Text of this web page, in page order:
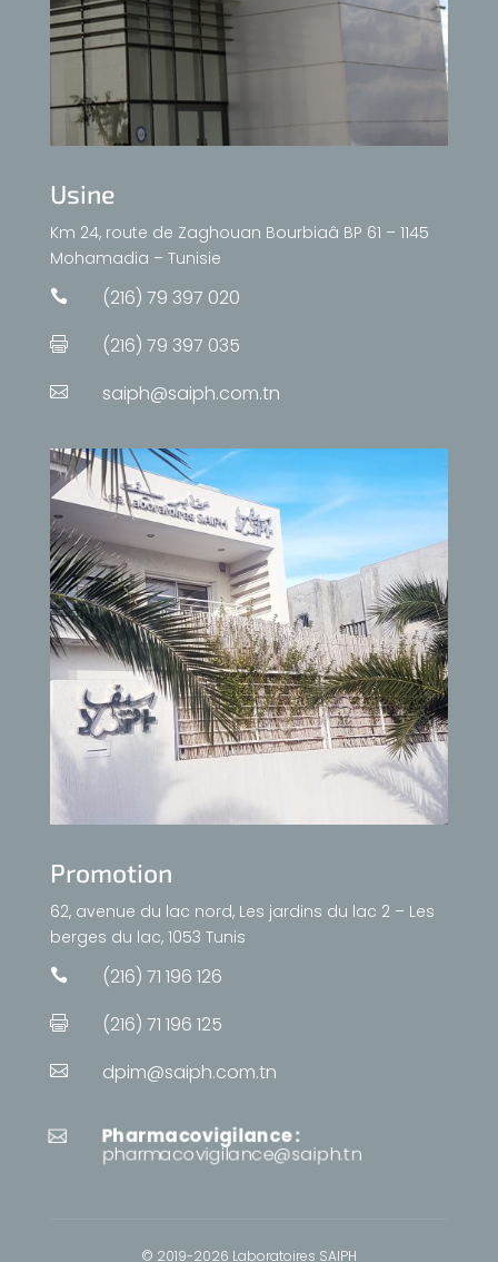
Usine
Km 24, route de Zaghouan Bourbiaâ BP 61 – 1145
Mohamadia – Tunisie
 (216) 79 397 020
 (216) 79 397 035
 saiph@saiph.com.tn
Promotion
62, avenue du lac nord, Les jardins du lac 2 – Les
berges du lac, 1053 Tunis
 (216) 71 196 126
 (216) 71 196 125
 dpim@saiph.com.tn
 Pharmacovigilance :
pharmacovigilance@saiph.tn
© 2019-2026 Laboratoires SAIPH